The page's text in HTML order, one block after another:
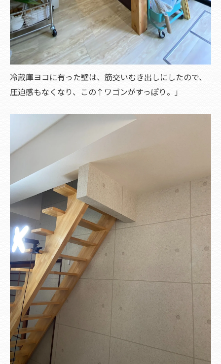
冷蔵庫ヨコに有った壁は、筋交いむき出しにしたので、
圧迫感もなくなり、この↑ワゴンがすっぽり。」